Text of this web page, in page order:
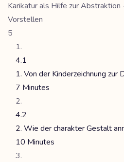
Karikatur als Hilfe zur
Vorstellen
5
4.1
1. Von der Kinderzeichnung zur
7 Minutes
4.2
2. Wie der charakter Gestalt
10 Minutes